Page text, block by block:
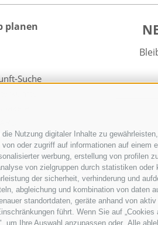
Nutzung digitaler Inhalte zu
oder zugriff auf informationen auf einem
werbung, erstellung von profilen
von zielgruppen durch statistiken oder
der sicherheit, verhinderung und
abgleichung und kombination von daten
standortdaten, geräte anhand von
führt. Wenn Sie auf
Ihre Auswahl anzupassen oder „Alle
planen
Suche
Sterzing
CARD